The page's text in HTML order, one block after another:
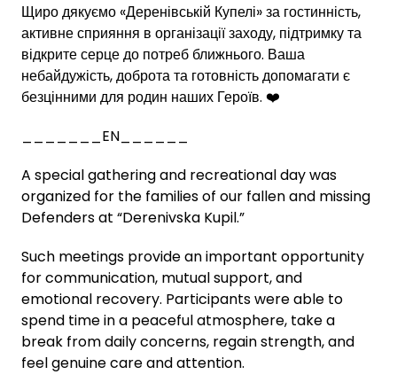
Щиро дякуємо «Деренівській Купелі» за гостинність,
активне сприяння в організації заходу, підтримку та
відкрите серце до потреб ближнього. Ваша
небайдужість, доброта та готовність допомагати є
безцінними для родин наших Героїв. ❤️
_______EN______
A special gathering and recreational day was
organized for the families of our fallen and missing
Defenders at “Derenivska Kupil.”
Such meetings provide an important opportunity
for communication, mutual support, and
emotional recovery. Participants were able to
spend time in a peaceful atmosphere, take a
break from daily concerns, regain strength, and
feel genuine care and attention.